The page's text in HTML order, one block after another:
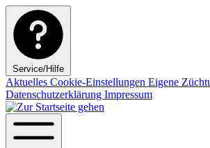
Service/Hilfe
Aktuelles Cookie-Einstellungen Eigene
Datenschutzerklärung Impressum